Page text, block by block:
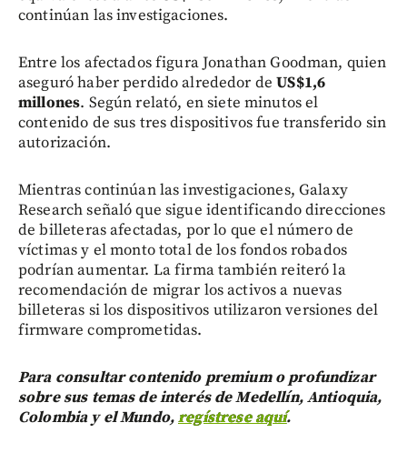
continúan las investigaciones.
Entre los afectados figura Jonathan Goodman, quien
aseguró haber perdido alrededor deUS$1,6
millones. Según relató, en siete minutos el
contenido de sus tres dispositivos fue transferido sin
autorización.
Mientras continúan las investigaciones, Galaxy
Research señaló que sigue identificando direcciones
de billeteras afectadas, por lo que el número de
víctimas y el monto total de los fondos robados
podrían aumentar. La firma también reiteró la
recomendación de migrar los activos a nuevas
billeteras si los dispositivos utilizaron versiones del
firmware comprometidas.
Para consultar contenido premium o profundizar
sobre sus temas de interés de Medellín, Antioquia,
Colombia y el Mundo,regístrese aquí.